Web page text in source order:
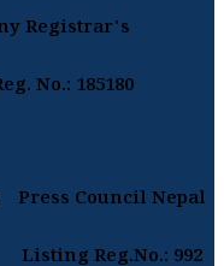
Registrar's
No.: 185180
Press Council Nepal
Listing Reg.No.: 992